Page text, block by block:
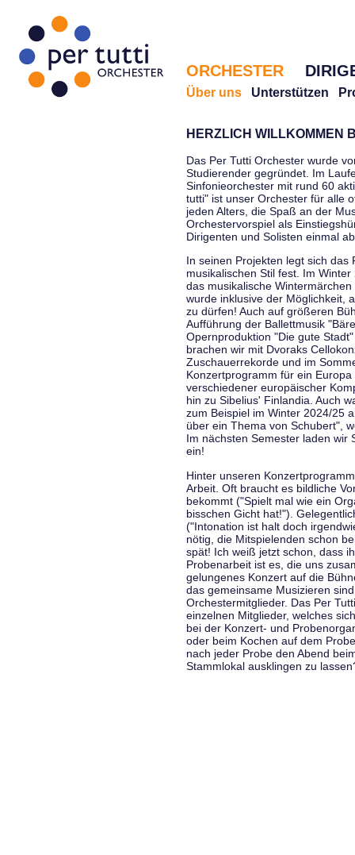
ORCHESTER
Über uns Unterstützen
HERZLICH WILLKOMMEN
Das Per Tutti Orchester wurde
Studierender gegründet. Im
Sinfonieorchester mit rund 60
tutti" ist unser Orchester für alle
jeden Alters, die Spaß an der
Orchestervorspiel als
Dirigenten und Solisten einmal
In seinen Projekten legt sich das
musikalischen Stil fest. Im
das musikalische
wurde inklusive der Möglichkeit,
zu dürfen! Auch auf größeren
Aufführung der Ballettmusik
Opernproduktion "Die gute
brachen wir mit Dvoraks
Zuschauerrekorde und im
Konzertprogramm für ein
verschiedener europäischer
hin zu Sibelius' Finlandia. Auch
zum Beispiel im Winter 2024/25
über ein Thema von Schubert",
Im nächsten Semester laden wir
ein!
Hinter unseren
Arbeit. Oft braucht es bildliche
bekommt ("Spielt mal wie ein
bisschen Gicht hat!").
("Intonation ist halt doch
nötig, die Mitspielenden schon
spät! Ich weiß jetzt schon, dass
Probenarbeit ist es, die uns
gelungenes Konzert auf die
das gemeinsame Musizieren
Orchestermitglieder. Das Per
einzelnen Mitglieder, welches
bei der Konzert- und
oder beim Kochen auf dem
nach jeder Probe den Abend
Stammlokal ausklingen zu